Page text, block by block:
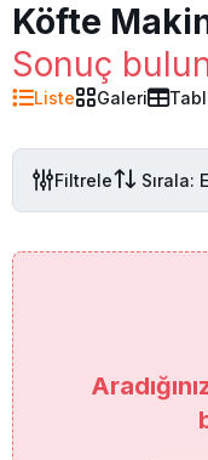
Köfte
Sonuç
Liste Galeri
Filtrele Sırala: